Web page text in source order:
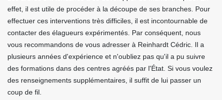
effet, il est utile de procéder à la découpe de ses branches. Pour
effectuer ces interventions très difficiles, il est incontournable de
contacter des élagueurs expérimentés. Par conséquent, nous
vous recommandons de vous adresser à Reinhardt Cédric. Il a
plusieurs années d'expérience et n'oubliez pas qu'il a pu suivre
des formations dans des centres agréés par l'État. Si vous voulez
des renseignements supplémentaires, il suffit de lui passer un
coup de fil.